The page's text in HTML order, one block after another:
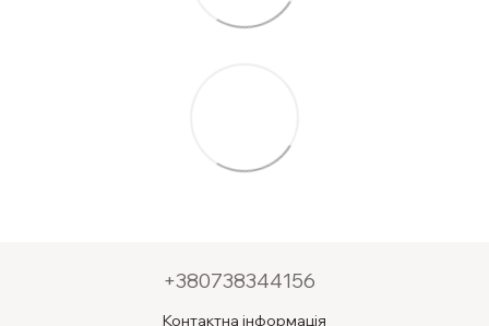
+380738344156
Контактна інформація